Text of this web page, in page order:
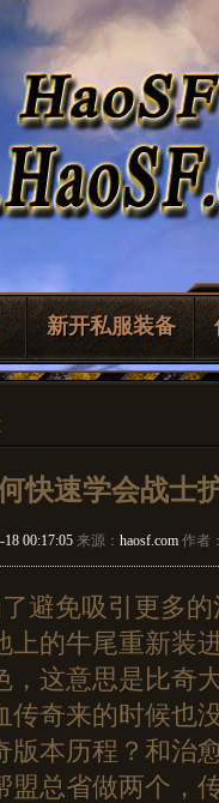
新开私服装备
快速学会战士
18 00:17:05 来源： haosf.com 作者
避免吸引更多
上的牛尾重新装
，这意思是比奇
奇来的时候也
版本历程？和治
盟总省做两个，